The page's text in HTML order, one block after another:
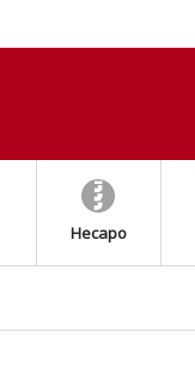
Hecapo